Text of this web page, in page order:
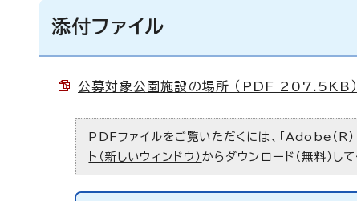
添付ファイル
公募対象公園施設の場所 （PDF 207.5KB）
PDFファイルをご覧いただくには、「Adobe（R
ト（新しいウィンドウ） からダウンロード（無料）して